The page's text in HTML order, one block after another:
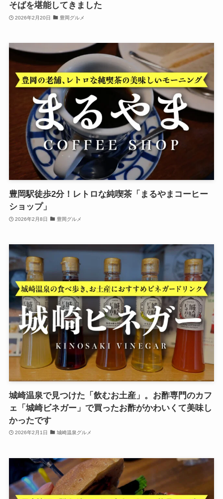
そばを堪能してきました
2026年2月20日 豊岡グルメ
豊岡駅徒歩2分！レトロな純喫茶「まるやまコーヒー
ショップ」
2026年2月8日 豊岡グルメ
城崎温泉で見つけた「飲むお土産」。お酢専門のカフ
ェ「城崎ビネガー」で買ったお酢がかわいくて美味し
かったです
2026年2月1日 城崎温泉グルメ